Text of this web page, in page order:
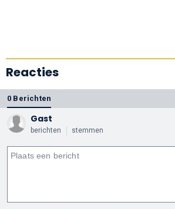
Reacties
0 Berichten
Gast
berichten stemmen